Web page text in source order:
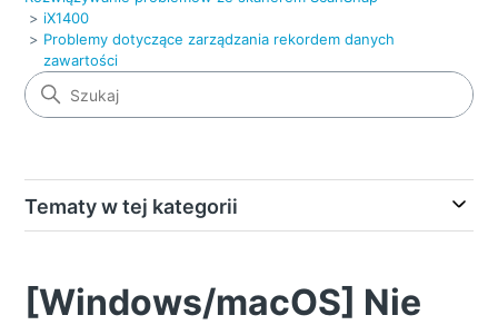
iX1400
Problemy dotyczące zarządzania rekordem danych
zawartości
Tematy w tej kategorii
[Windows/macOS] Nie